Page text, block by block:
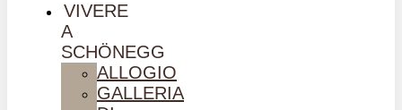
VIVERE
A
SCHÖNEGG
ALLOGIO
GALLERIA